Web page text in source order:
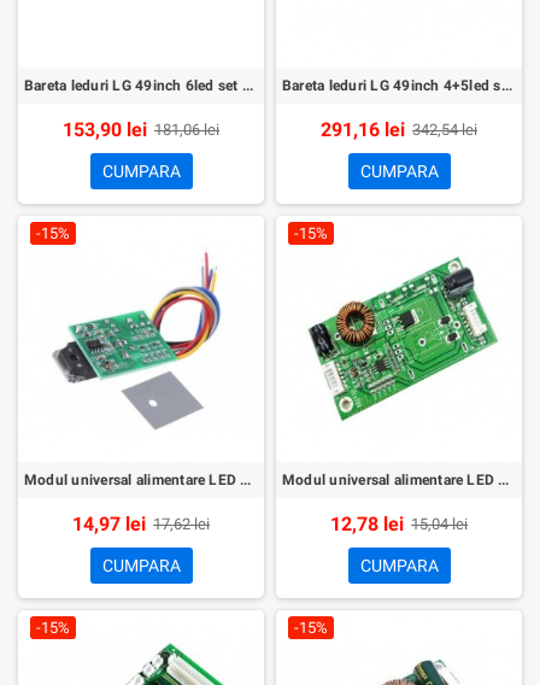
Bareta leduri LG 49inch 6led set 4buc
153,90 lei 181,06 lei
CUMPARA
Bareta leduri LG 49inch 4+5led set 10buc
291,16 lei 342,54 lei
CUMPARA
-15%
Modul universal alimentare LED TV Backlight CA-901
14,97 lei 17,62 lei
CUMPARA
-15%
Modul universal alimentare LED TV Backlight 14-37inch
12,78 lei 15,04 lei
CUMPARA
-15% -15%